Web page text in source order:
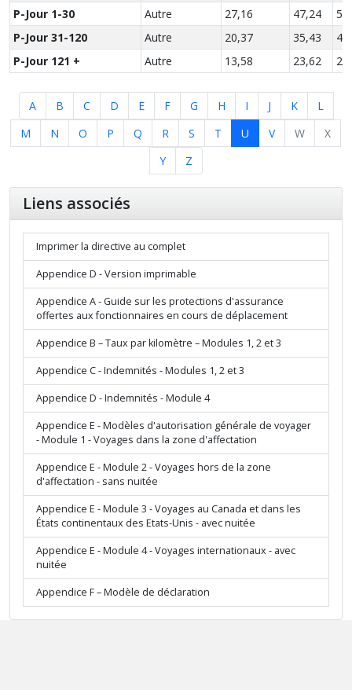
P-Jour 1-30
Autre 27,16 47,24
P-Jour 31-120
Autre 20,37 35,43
P-Jour 121 +
Autre 13,58 23,62
A B C D E F G H I J K
L
M
N O P Q R S T U V W
X
Y
Z
Liens associés
Imprimer la directive au complet
Appendice D - Version imprimable
Appendice A - Guide sur les protections d'assurance
offertes aux fonctionnaires en cours de déplacement
Appendice B – Taux par kilomètre – Modules 1, 2 et 3
Appendice C - Indemnités - Modules 1, 2 et 3
Appendice D - Indemnités - Module 4
Appendice E - Modèles d'autorisation générale de voyager
- Module 1 - Voyages dans la zone d'affectation
Appendice E - Module 2 - Voyages hors de la zone
d'affectation - sans nuitée
Appendice E - Module 3 - Voyages au Canada et dans les
États continentaux des Etats-Unis - avec nuitée
Appendice E - Module 4 - Voyages internationaux - avec
nuitée
Appendice F – Modèle de déclaration